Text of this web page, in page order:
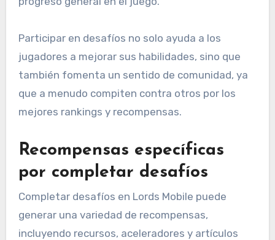
Participar en desafíos no solo ayuda a los
jugadores a mejorar sus habilidades, sino que
también fomenta un sentido de comunidad, ya
que a menudo compiten contra otros por los
mejores rankings y recompensas.
Recompensas específicas
por completar desafíos
Completar desafíos en Lords Mobile puede
generar una variedad de recompensas,
incluyendo recursos, aceleradores y artículos